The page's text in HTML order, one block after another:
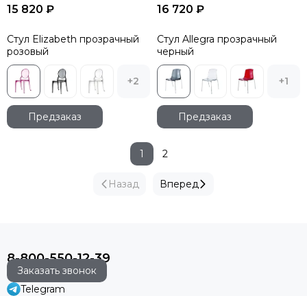
15 820 ₽
Стул Elizabeth прозрачный
розовый
+2
Предзаказ
16 720 ₽
Стул Allegra прозрачный
черный
+1
Предзаказ
Назад
1 2
Вперед
8-800-550-12-39
Заказать звонок
Telegram